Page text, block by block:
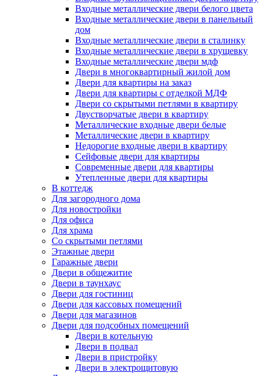
Входные металлические двери белого цвета
Входные металлические двери в панельный
дом
Входные металлические двери в сталинку
Входные металлические двери в хрущевку
Входные металлические двери мдф
Двери в многоквартирный жилой дом
Двери для квартиры на заказ
Двери для квартиры с отделкой МДФ
Двери со скрытыми петлями в квартиру
Двустворчатые двери в квартиру
Металлические входные двери белые
Металлические двери в квартиру
Недорогие входные двери в квартиру
Сейфовые двери для квартиры
Современные двери для квартиры
Утепленные двери для квартиры
В коттедж
Для загородного дома
Для новостройки
Для офиса
Для храма
Со скрытыми петлями
Этажные двери
Гаражные двери
Двери в общежитие
Двери в таунхаус
Двери для гостиниц
Двери для кассовых помещений
Двери для магазинов
Двери для подсобных помещений
Двери в котельную
Двери в подвал
Двери в пристройку
Двери в электрощитовую